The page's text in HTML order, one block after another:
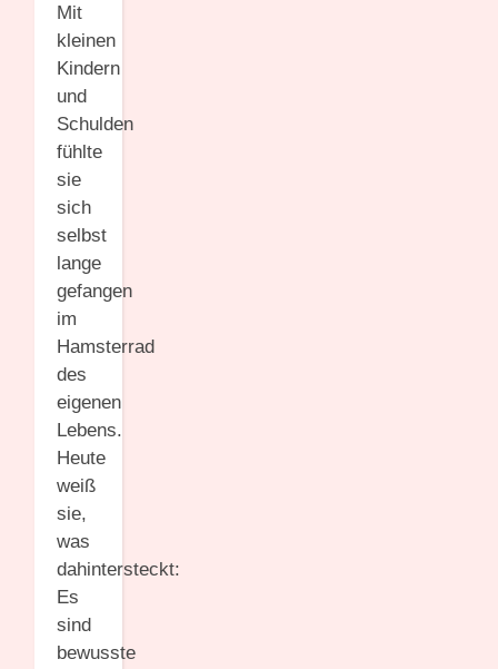
Mit
kleinen
Kindern
und
Schulden
fühlte
sie
sich
selbst
lange
gefangen
im
Hamsterrad
des
eigenen
Lebens.
Heute
weiß
sie,
was
dahintersteckt:
Es
sind
bewusste